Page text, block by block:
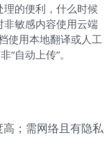
的便利，什么时候
敏感内容使用云端
使用本地翻译或人工
自动上传”。
；需网络且有隐私